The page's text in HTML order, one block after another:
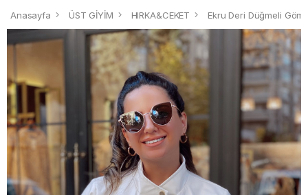
Anasayfa ÜST GİYİM HIRKA&CEKET Ekru Deri Düğmeli